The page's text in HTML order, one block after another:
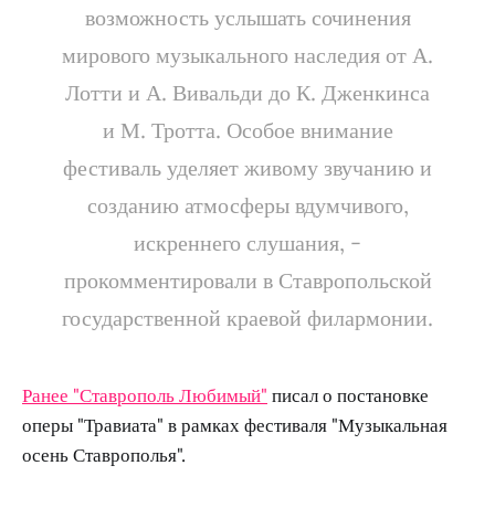
возможность услышать сочинения
мирового музыкального наследия от А.
Лотти и А. Вивальди до К. Дженкинса
и М. Тротта. Особое внимание
фестиваль уделяет живому звучанию и
созданию атмосферы вдумчивого,
искреннего слушания, -
прокомментировали в Ставропольской
государственной краевой филармонии.
Ранее "Ставрополь Любимый" писал о постановке
оперы "Травиата" в рамках фестиваля "Музыкальная
осень Ставрополья".